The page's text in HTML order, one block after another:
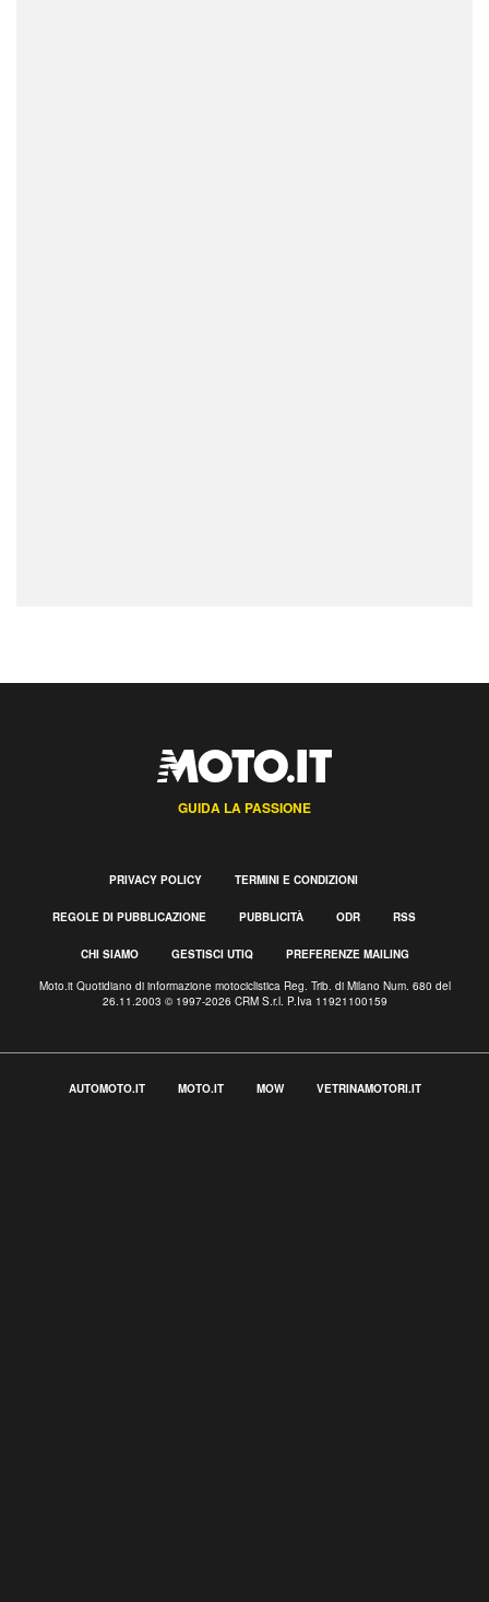
GUIDA LA PASSIONE
PRIVACY POLICY TERMINI E CONDIZIONI
REGOLE DI PUBBLICAZIONE PUBBLICITÀ ODR RSS
CHI SIAMO GESTISCI UTIQ PREFERENZE MAILING
Moto.it Quotidiano di informazione motociclistica Reg. Trib. di Milano Num. 680 del
26.11.2003 © 1997-2026 CRM S.r.l. P.Iva 11921100159
AUTOMOTO.IT MOTO.IT MOW VETRINAMOTORI.IT